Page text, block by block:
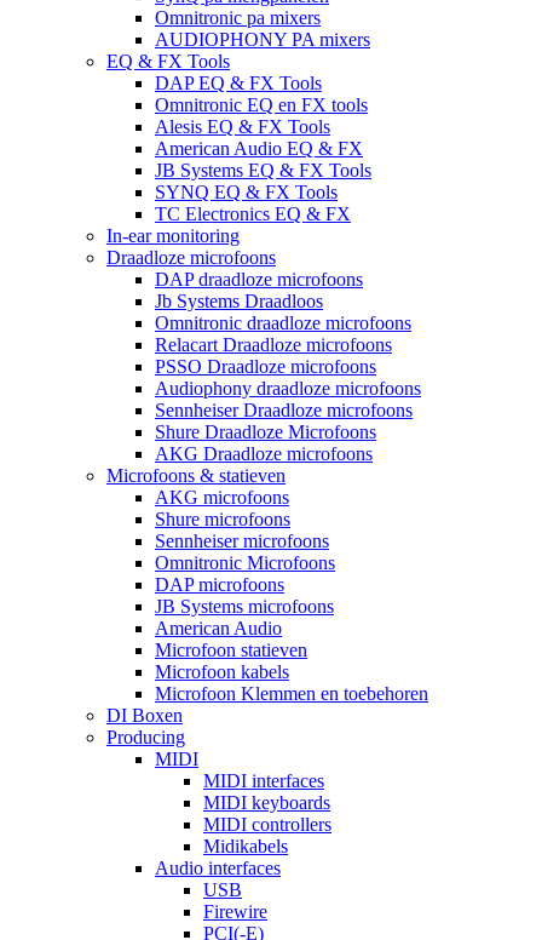
Omnitronic pa mixers
AUDIOPHONY PA mixers
EQ & FX Tools
DAP EQ & FX Tools
Omnitronic EQ en FX tools
Alesis EQ & FX Tools
American Audio EQ & FX
JB Systems EQ & FX Tools
SYNQ EQ & FX Tools
TC Electronics EQ & FX
In-ear monitoring
Draadloze microfoons
DAP draadloze microfoons
Jb Systems Draadloos
Omnitronic draadloze microfoons
Relacart Draadloze microfoons
PSSO Draadloze microfoons
Audiophony draadloze microfoons
Sennheiser Draadloze microfoons
Shure Draadloze Microfoons
AKG Draadloze microfoons
Microfoons & statieven
AKG microfoons
Shure microfoons
Sennheiser microfoons
Omnitronic Microfoons
DAP microfoons
JB Systems microfoons
American Audio
Microfoon statieven
Microfoon kabels
Microfoon Klemmen en toebehoren
DI Boxen
Producing
MIDI
MIDI interfaces
MIDI keyboards
MIDI controllers
Midikabels
Audio interfaces
USB
Firewire
PCI(-E)